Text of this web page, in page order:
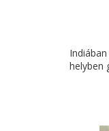
helyben